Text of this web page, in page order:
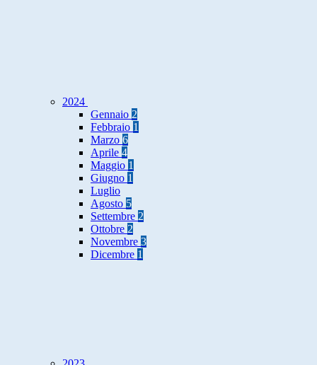
2024
Gennaio 2
Febbraio 1
Marzo 6
Aprile 4
Maggio 1
Giugno 1
Luglio
Agosto 5
Settembre 2
Ottobre 2
Novembre 3
Dicembre 1